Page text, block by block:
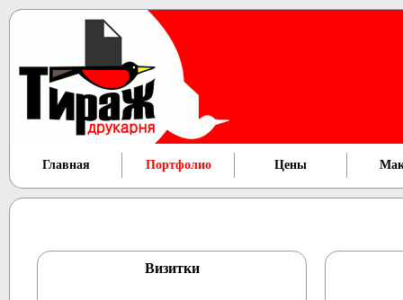
Главная Портфолио Цены
Визитки